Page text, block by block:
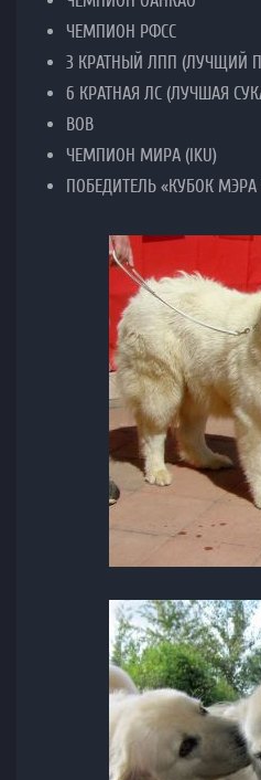
ЧЕМПИОН РФСС
3 КРАТНЫЙ ЛПП (ЛУЧЩИЙ
6 КРАТНАЯ ЛС (ЛУЧШАЯ
ВОВ
ЧЕМПИОН МИРА (IKU)
ПОБЕДИТЕЛЬ «КУБОК МЭРА